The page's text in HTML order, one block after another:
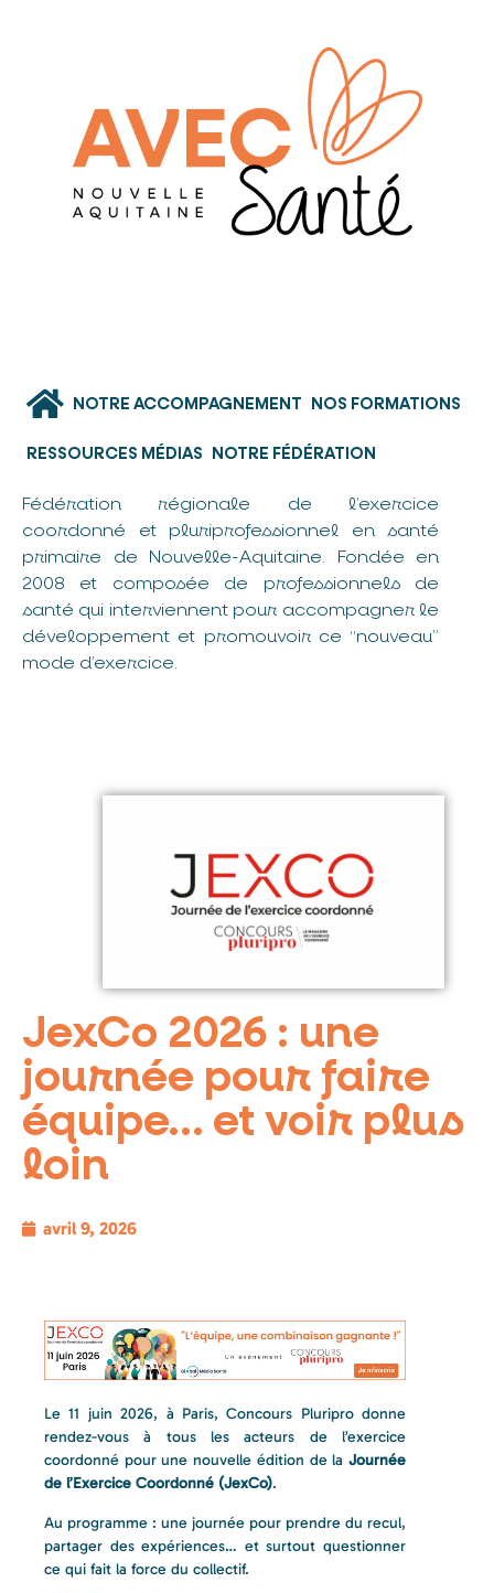
NOTRE ACCOMPAGNEMENT NOS FORMATIONS
RESSOURCES MÉDIAS NOTRE FÉDÉRATION
Fédération régionale de l’exercice
coordonné et pluriprofessionnel en santé
primaire de Nouvelle-Aquitaine. Fondée en
2008 et composée de professionnels de
santé qui interviennent pour accompagner le
développement et promouvoir ce “nouveau”
mode d’exercice.
JexCo 2026 : une
journée pour faire
équipe… et voir plus
loin
avril 9, 2026
Le 11 juin 2026, à Paris, Concours Pluripro donne
rendez-vous à tous les acteurs de l’exercice
coordonné pour une nouvelle édition de la Journée
de l’Exercice Coordonné (JexCo).
Au programme : une journée pour prendre du recul,
partager des expériences… et surtout questionner
ce qui fait la force du collectif.